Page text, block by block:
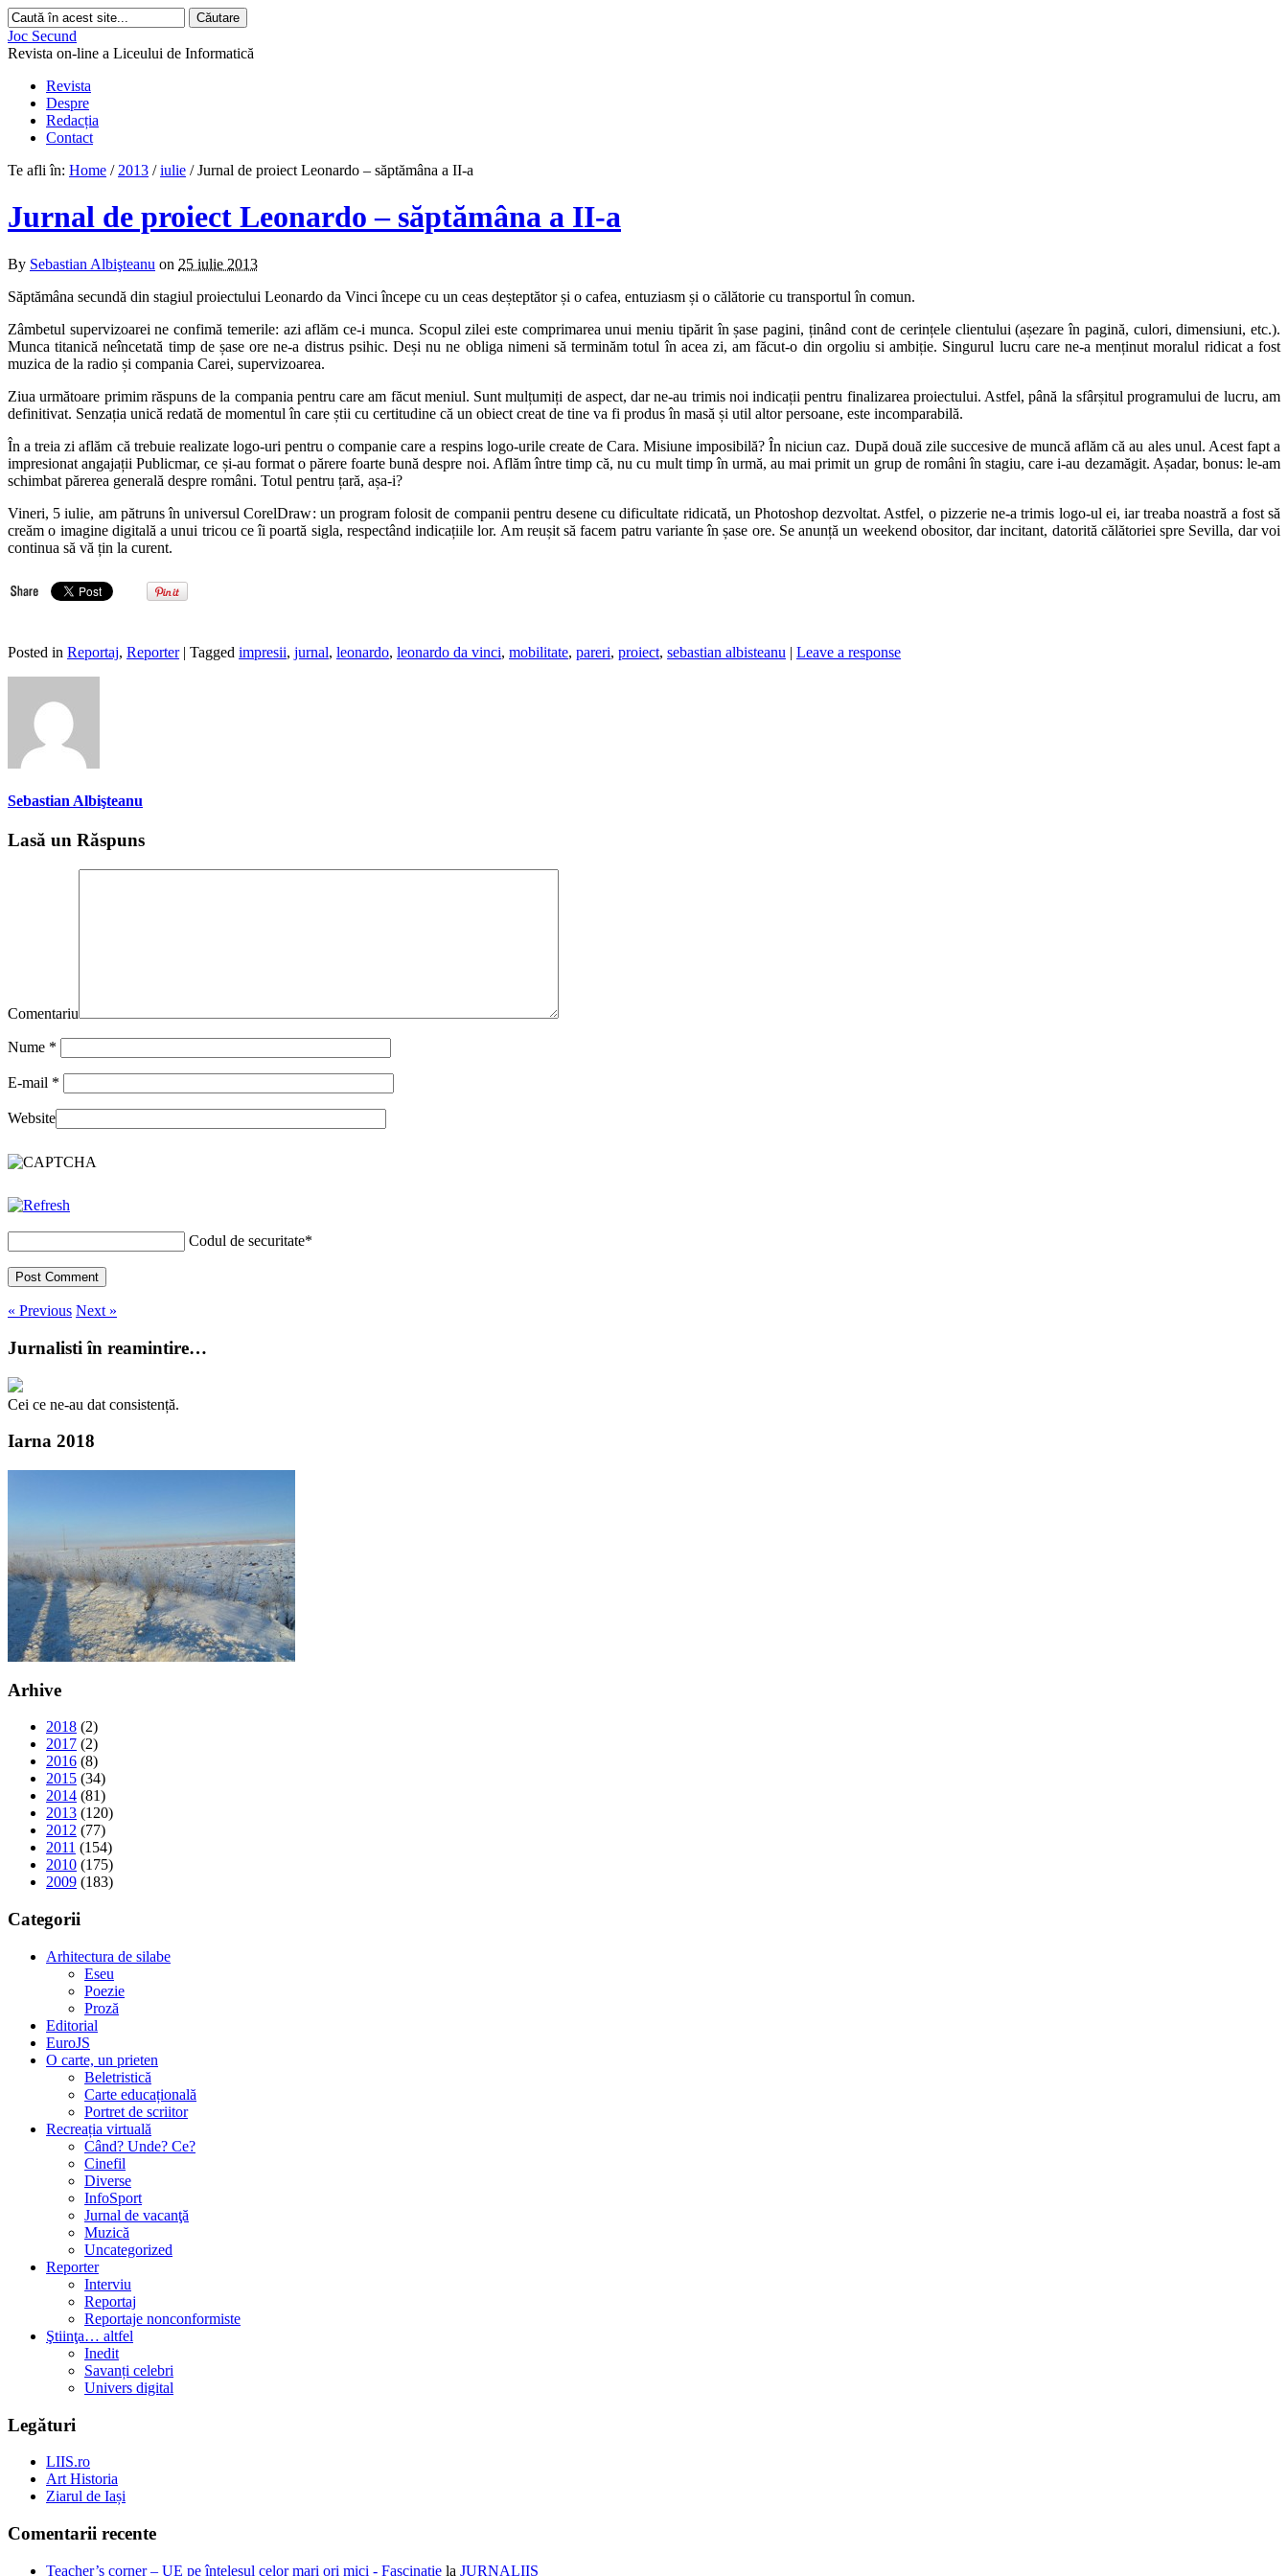
Joc Secund
Revista on-line a Liceului de Informatică
Revista
Despre
Redacția
Contact
Te afli în: Home / 2013 / iulie / Jurnal de proiect Leonardo – săptămâna a II-a
Jurnal de proiect Leonardo – săptămâna a II-a
By Sebastian Albişteanu on 25 iulie 2013
Săptămâna secundă din stagiul proiectului Leonardo da Vinci începe cu un ceas deșteptător și o cafea, entuziasm și o călătorie cu transportul în comun.
Zâmbetul supervizoarei ne confimă temerile: azi aflăm ce-i munca. Scopul zilei este comprimarea unui meniu tipărit în șase pagini, ținând cont de cerințele clientului (așezare în pagină, culori, dimensiuni, etc.).
Munca titanică neîncetată timp de șase ore ne-a distrus psihic. Deși nu ne obliga nimeni să terminăm totul în acea zi, am făcut-o din orgoliu si ambiție. Singurul lucru care ne-a menținut moralul ridicat a fost
muzica de la radio și compania Carei, supervizoarea.
Ziua următoare primim răspuns de la compania pentru care am făcut meniul. Sunt mulțumiți de aspect, dar ne-au trimis noi indicații pentru finalizarea proiectului. Astfel, până la sfârșitul programului de lucru, am
definitivat. Senzația unică redată de momentul în care știi cu certitudine că un obiect creat de tine va fi produs în masă și util altor persoane, este incomparabilă.
În a treia zi aflăm că trebuie realizate logo-uri pentru o companie care a respins logo-urile create de Cara. Misiune imposibilă? În niciun caz. După două zile succesive de muncă aflăm că au ales unul. Acest fapt a
impresionat angajații Publicmar, ce și-au format o părere foarte bună despre noi. Aflăm între timp că, nu cu mult timp în urmă, au mai primit un grup de români în stagiu, care i-au dezamăgit. Așadar, bonus: le-am
schimbat părerea generală despre români. Totul pentru țară, așa-i?
Vineri, 5 iulie, am pătruns în universul CorelDraw: un program folosit de companii pentru desene cu dificultate ridicată, un Photoshop dezvoltat. Astfel, o pizzerie ne-a trimis logo-ul ei, iar treaba noastră a fost să
creăm o imagine digitală a unui tricou ce îi poartă sigla, respectând indicațiile lor. Am reușit să facem patru variante în șase ore. Se anunță un weekend obositor, dar incitant, datorită călătoriei spre Sevilla, dar voi
continua să vă țin la curent.
Posted in Reportaj, Reporter | Tagged impresii, jurnal, leonardo, leonardo da vinci, mobilitate, pareri, proiect, sebastian albisteanu | Leave a response
Sebastian Albişteanu
Lasă un Răspuns
Comentariu
Nume *
E-mail *
Website
Codul de securitate*
« Previous Next »
Jurnalisti în reamintire…
Cei ce ne-au dat consistență.
Iarna 2018
Arhive
2018 (2)
2017 (2)
2016 (8)
2015 (34)
2014 (81)
2013 (120)
2012 (77)
2011 (154)
2010 (175)
2009 (183)
Categorii
Arhitectura de silabe
Eseu
Poezie
Proză
Editorial
EuroJS
O carte, un prieten
Beletristică
Carte educațională
Portret de scriitor
Recreația virtuală
Când? Unde? Ce?
Cinefil
Diverse
InfoSport
Jurnal de vacanţă
Muzică
Uncategorized
Reporter
Interviu
Reportaj
Reportaje nonconformiste
Ştiinţa… altfel
Inedit
Savanți celebri
Univers digital
Legături
LIIS.ro
Art Historia
Ziarul de Iași
Comentarii recente
Teacher’s corner – UE pe înțelesul celor mari ori mici - Fascinație la JURNALIIS